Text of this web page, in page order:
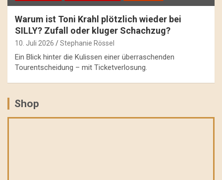
Warum ist Toni Krahl plötzlich wieder bei
SILLY? Zufall oder kluger Schachzug?
10. Juli 2026 Stephanie Rössel
Ein Blick hinter die Kulissen einer überraschenden
Tourentscheidung – mit Ticketverlosung.
Shop